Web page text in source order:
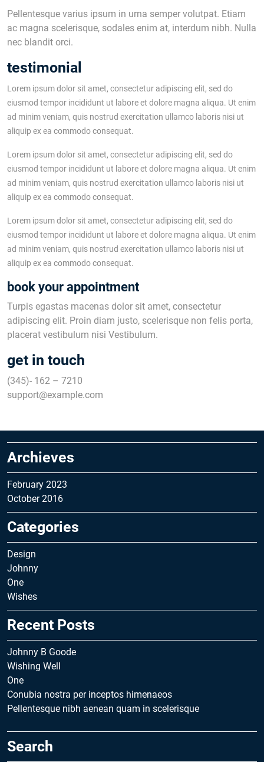
Pellentesque varius ipsum in urna semper volutpat. Etiam
ac magna scelerisque, sodales enim at, interdum nibh. Nulla
nec blandit orci.
testimonial
Lorem ipsum dolor sit amet, consectetur adipiscing elit, sed do
eiusmod tempor incididunt ut labore et dolore magna aliqua. Ut enim
ad minim veniam, quis nostrud exercitation ullamco laboris nisi ut
aliquip ex ea commodo consequat.
Lorem ipsum dolor sit amet, consectetur adipiscing elit, sed do
eiusmod tempor incididunt ut labore et dolore magna aliqua. Ut enim
ad minim veniam, quis nostrud exercitation ullamco laboris nisi ut
aliquip ex ea commodo consequat.
Lorem ipsum dolor sit amet, consectetur adipiscing elit, sed do
eiusmod tempor incididunt ut labore et dolore magna aliqua. Ut enim
ad minim veniam, quis nostrud exercitation ullamco laboris nisi ut
aliquip ex ea commodo consequat.
book your appointment
Turpis egastas macenas dolor sit amet, consectetur
adipiscing elit. Proin diam justo, scelerisque non felis porta,
placerat vestibulum nisi Vestibulum.
get in touch
(345)- 162 – 7210
support@example.com
Archieves
February 2023
October 2016
Categories
Design
Johnny
One
Wishes
Recent Posts
Johnny B Goode
Wishing Well
One
Conubia nostra per inceptos himenaeos
Pellentesque nibh aenean quam in scelerisque
Search